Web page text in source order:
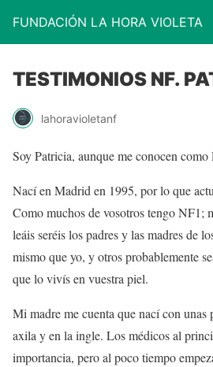
FUNDACIÓN LA HORA VIOLETA
TESTIMONIOS NF.
lahoravioletanf
Soy Patricia, aunque me conocen como
Nací en Madrid en 1995, por lo que
Como muchos de vosotros tengo NF1;
leáis seréis los padres y las madres de
mismo que yo, y otros probablemente
que lo vivís en vuestra piel.
Mi madre me cuenta que nací con unas
axila y en la ingle. Los médicos al
importancia, pero al poco tiempo